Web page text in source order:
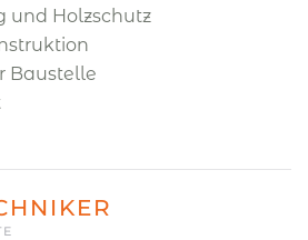
und Holzschutz
Baustelle